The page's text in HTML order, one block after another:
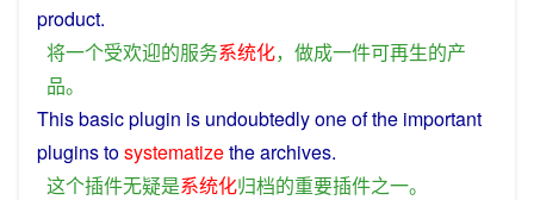
product.
将一个受欢迎的服务系统化， 做成一件可再生的产
品。
Thisbasicplugin is undoubtedlyoneof the important
pluginstosystematizethearchives.
这个插件无疑是系统化归档的重要插件之一。